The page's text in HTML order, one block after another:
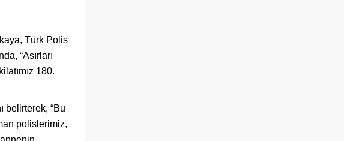
Türk Polis
“Asırları
180.
belirterek, “Bu
polislerimiz,